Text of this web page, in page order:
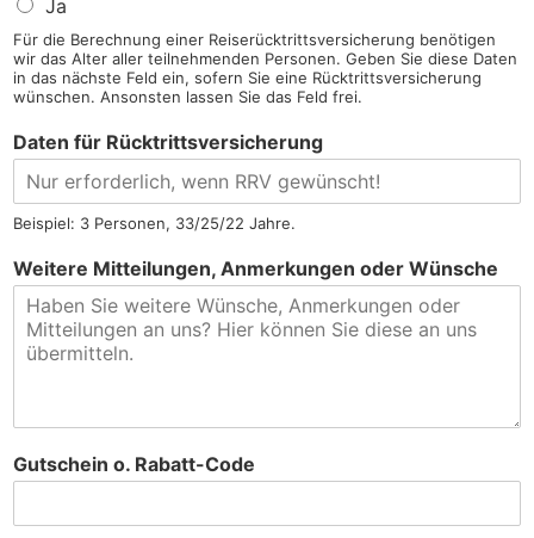
Ja
Für die Berechnung einer Reiserücktrittsversicherung benötigen
wir das Alter aller teilnehmenden Personen. Geben Sie diese Daten
in das nächste Feld ein, sofern Sie eine Rücktrittsversicherung
wünschen. Ansonsten lassen Sie das Feld frei.
Daten für Rücktrittsversicherung
Beispiel: 3 Personen, 33/25/22 Jahre.
Weitere Mitteilungen, Anmerkungen oder Wünsche
Gutschein o. Rabatt-Code